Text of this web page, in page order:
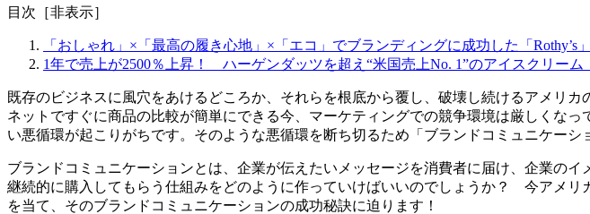
目次 ［非表示］
「おしゃれ」×「最高の履き心地」×「エコ」でブランディングに成功した「Rothy’s」
1年で売上が2500％上昇！ ハーゲンダッツを超え“米国売上No. 1”のアイスクリーム
既存のビジネスに風穴をあけるどころか、それらを根底から覆し、破壊し続けるアメリ
ネットですぐに商品の比較が簡単にできる今、マーケティングでの競争環境は厳しくな
い悪循環が起こりがちです。そのような悪循環を断ち切るため「ブランドコミュニケーシ
ブランドコミュニケーションとは、企業が伝えたいメッセージを消費者に届け、企業の
継続的に購入してもらう仕組みをどのように作っていけばいいのでしょうか？ 今アメリ
を当て、そのブランドコミュニケーションの成功秘訣に迫ります！